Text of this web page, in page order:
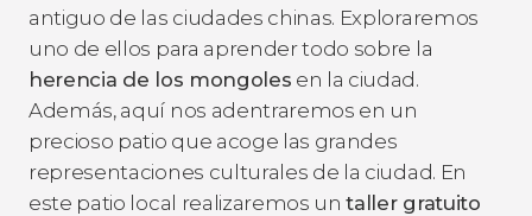
antiguo de las ciudades chinas. Exploraremos
uno de ellos para aprender todo sobre la
herencia de los mongoles en la ciudad.
Además, aquí nos adentraremos en un
precioso patio que acoge las grandes
representaciones culturales de la ciudad. En
este patio local realizaremos untaller gratuito